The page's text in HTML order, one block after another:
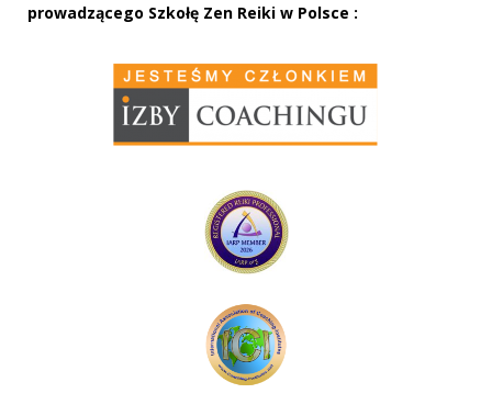
prowadzącego Szkołę Zen Reiki w Polsce :